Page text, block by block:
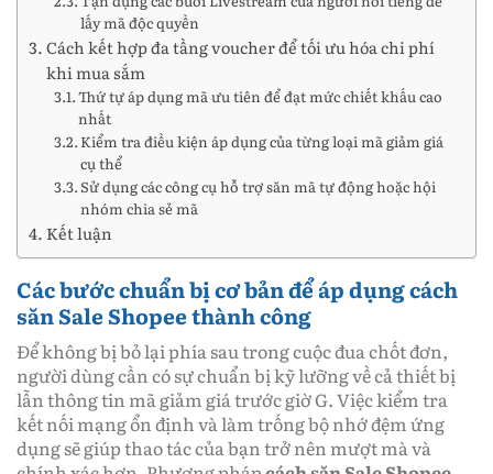
lấy mã độc quyền
Cách kết hợp đa tầng voucher để tối ưu hóa chi phí
khi mua sắm
Thứ tự áp dụng mã ưu tiên để đạt mức chiết khấu cao
nhất
Kiểm tra điều kiện áp dụng của từng loại mã giảm giá
cụ thể
Sử dụng các công cụ hỗ trợ săn mã tự động hoặc hội
nhóm chia sẻ mã
Kết luận
Các bước chuẩn bị cơ bản để áp dụng cách
săn Sale Shopee thành công
Để không bị bỏ lại phía sau trong cuộc đua chốt đơn,
người dùng cần có sự chuẩn bị kỹ lưỡng về cả thiết bị
lẫn thông tin mã giảm giá trước giờ G. Việc kiểm tra
kết nối mạng ổn định và làm trống bộ nhớ đệm ứng
dụng sẽ giúp thao tác của bạn trở nên mượt mà và